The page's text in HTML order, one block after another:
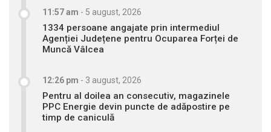
11:57 am - 5 august, 2026
1334 persoane angajate prin intermediul
Agenției Județene pentru Ocuparea Forței de
Muncă Vâlcea
12:26 pm - 3 august, 2026
Pentru al doilea an consecutiv, magazinele
PPC Energie devin puncte de adăpostire pe
timp de caniculă